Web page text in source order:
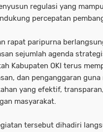
regulasi yang
percepatan
rapat paripurna
sejumlah agenda
Kabupaten OKI terus
dan penganggaran
yang efektif,
masyarakat.
tersebut dihadiri